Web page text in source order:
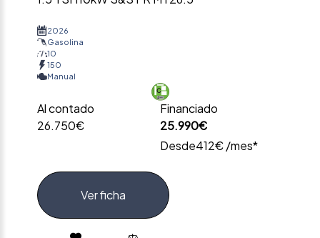
2026
Gasolina
10
150
Manual
Al contado
26.750€
Financiado
25.990€
Desde412€ /mes*
Ver ficha